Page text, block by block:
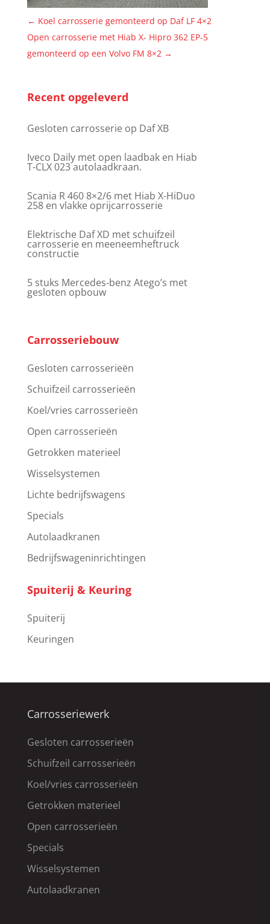
← Koel carrosserie gemonteerd op Daf LF 4×2
Open carrosserie met Hiab X- Hipro 362 EP-5
gemonteerd op een Volvo FM 8×2 →
Recent opgeleverd
Gesloten carrosserie op Daf XB
Iveco Daily met open laadbak en Hiab
T-CLX 023 autolaadkraan.
Scania R 460 8×2/6 met Hiab X-HiDuo
258 en vlakke oprijcarrosserie
Elektrische Daf XD met schuifzeil
carrosserie en meeneemheftruck
constructie
5 stuks Mercedes-benz Atego’s met
gesloten opbouw
Carrosseriebouw
Gesloten carrosserieën
Schuifzeil carrosserieën
Koel/vries carrosserieën
Open carrosserieën
Getrokken materieel
Wisselsystemen
Lichte bedrijfswagens
Specials
Autolaadkranen
Bedrijfswageninrichtingen
Spuiterij & Keuring
Spuiterij
Keuringen
Carrosseriewerk
Gesloten carrosserieën
Schuifzeil carrosserieën
Koel/vries carrosserieën
Getrokken materieel
Open carrosserieën
Specials
Wisselsystemen
Autolaadkranen